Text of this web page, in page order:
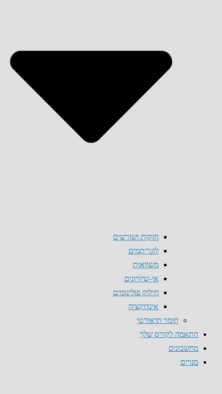
חזקות ושורשים
לוגריתמים
משוואות
אי-שיוויונים
חילוק פולינומים
אינדוקציה
חומר תיאורטי
התאמה לקורס שלך
מחשבונים
מנויים